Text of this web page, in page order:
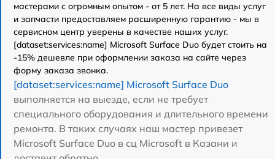
мастерами с огромным опытом - от 5 лет. На все виды услуг
и запчасти предоставляем расширенную гарантию - мы в
сервисном центр уверены в качестве наших услуг.
[dataset:services:name] Microsoft Surface Duo будет стоить на
-15% дешевле при оформлении заказа на сайте через
форму заказа звонка.
[dataset:services:name] Microsoft Surface Duo
выполняется на выезде, если не требует
специального оборудования и длительного времени
ремонта. В таких случаях наш мастер привезет
Microsoft Surface Duo в сц Microsoft в Казани и